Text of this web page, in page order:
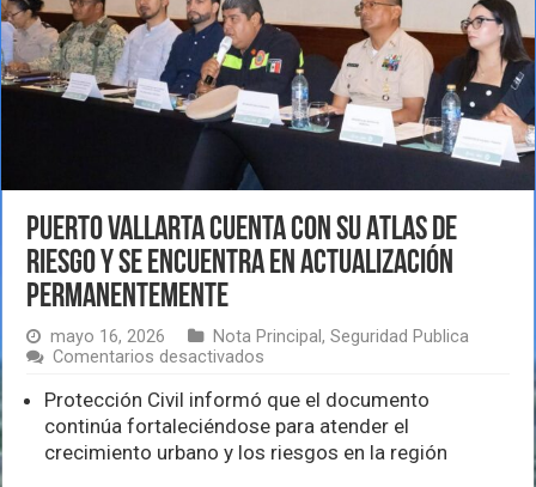
Puerto Vallarta cuenta con su Atlas de
Riesgo y se encuentra en actualización
permanentemente
mayo 16, 2026 Nota Principal,Seguridad Publica
Comentarios desactivados
Vallarta
cuenta
con
su
Protección Civil informó que el documento
continúa fortaleciéndose para atender el
crecimiento urbano y los riesgos en la región